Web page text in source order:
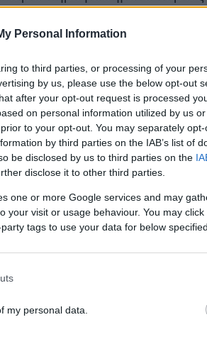
Personal Information
to third parties, or processing of your
by us, please use the below opt-out
after your opt-out request is processed
on personal information utilized by us
to your opt-out. You may separately
by third parties on the IAB’s list of
be disclosed by us to third parties on the
disclose it to other third parties.
one or more Google services and may
your visit or usage behaviour. You may
tags to use your data for below
my personal data.
μια διαδικασία πολύ
τελείωσε. Δεν έχει
να κάτσουν ακόμα καλά τα
το τι μένει. Σίγουρα μένει
Έκλεισε ένας κύκλος.
κοινωνικά
θετικά. Είναι λίγο
αυτή η διαδρομή. Του
υποστεί κάτι να πάει στο
δύσκολη η διαδρομή. Κάποια
(για τα όσα ακούστηκαν).